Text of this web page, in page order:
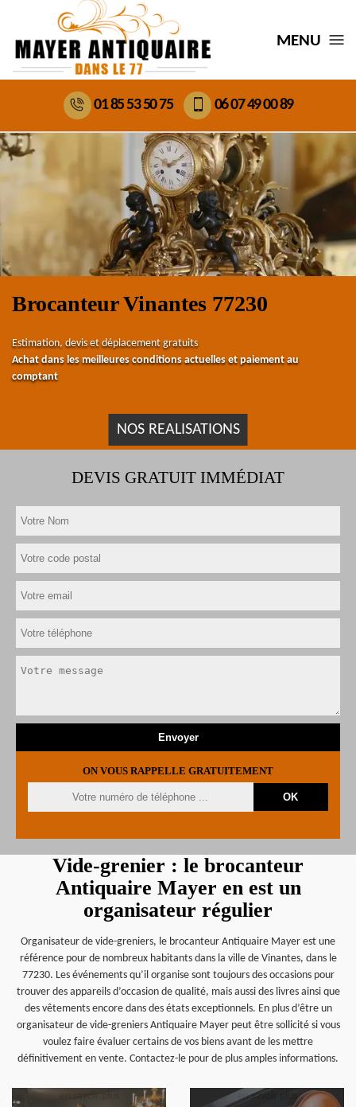
MENU
01 85 53 50 75 06 07 49 00 89
Brocanteur Vinantes 77230
Estimation, devis et déplacement gratuits
Achat dans les meilleures conditions actuelles et paiement au
comptant
NOS REALISATIONS
DEVIS GRATUIT IMMÉDIAT
ON VOUS RAPPELLE GRATUITEMENT
Vide-grenier : le brocanteur
Antiquaire Mayer en est un
organisateur régulier
Organisateur de vide-greniers, le brocanteur Antiquaire Mayer est une
référence pour de nombreux habitants dans la ville de Vinantes, dans le
77230. Les événements qu’il organise sont toujours des occasions pour
trouver des appareils d’occasion de qualité, mais aussi des livres ainsi que
des vêtements encore dans des états exceptionnels. En plus d’être un
organisateur de vide-greniers Antiquaire Mayer peut être sollicité si vous
voulez faire évaluer certains de vos biens avant de les mettre
définitivement en vente. Contactez-le pour de plus amples informations.
en savoir plus en savoir plus